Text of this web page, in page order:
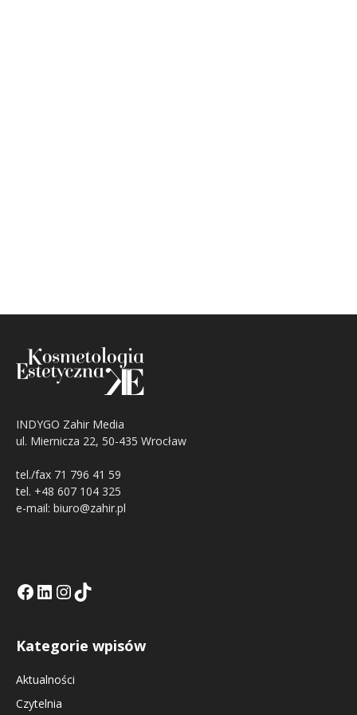
INDYGO Zahir Media
ul. Miernicza 22, 50-435 Wrocław
tel./fax 71 796 41 59
tel. +48 607 104 325
e-mail: biuro@zahir.pl
Facebook
LinkedIn
Tik Tok KEInstagramm KE
Kategorie wpisów
Aktualności
Czytelnia